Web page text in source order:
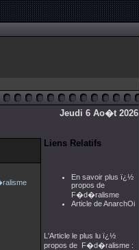
Jeudi 6 Ao�t 2026
Liens Relatifs
En savoir plus ï¿½
propos de
F�d�ralisme
Article de AnarchOi
L'Article le plus lu ï¿½
propos de F�d�ralisme :